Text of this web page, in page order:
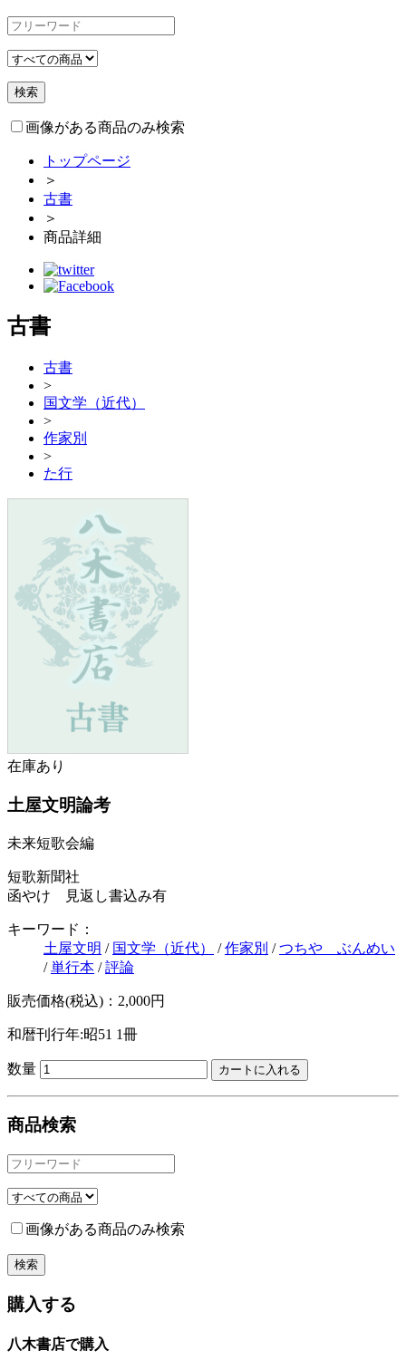
画像がある商品のみ検索
トップページ
＞
古書
＞
商品詳細
古書
古書
>
国文学（近代）
>
作家別
>
た行
在庫あり
土屋文明論考
未来短歌会編
短歌新聞社
函やけ 見返し書込み有
キーワード：
土屋文明 / 国文学（近代） /作家別 /つちや ぶんめい
/単行本 /評論
販売価格(税込)：2,000円
和暦刊行年:昭51 1冊
数量
商品検索
画像がある商品のみ検索
購入する
八木書店で購入